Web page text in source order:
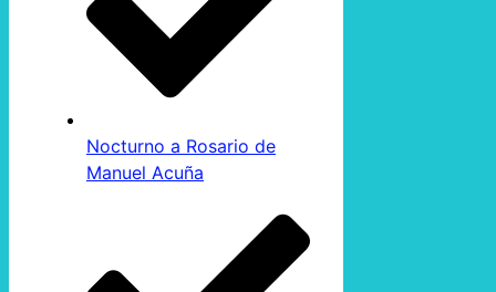
Nocturno a Rosario de
Manuel Acuña